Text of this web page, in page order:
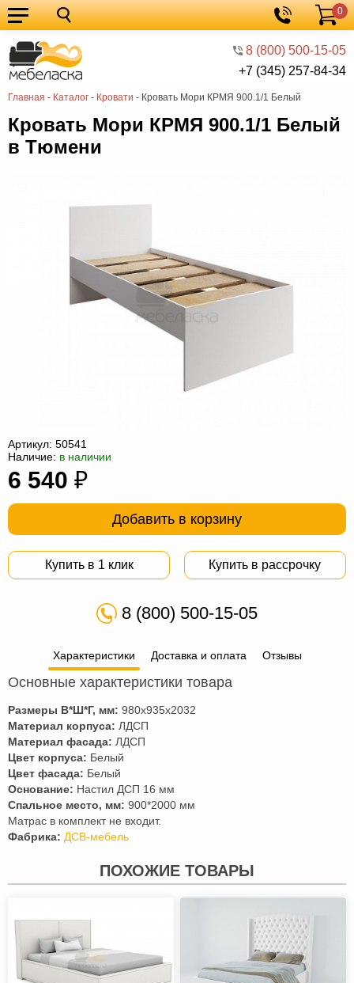
8 (800) 500-15-05
+7 (345) 257-84-34
Корзина
0
Главная - Каталог - Кровати - Кровать Мори КРМЯ 900.1/1 Белый
Кухонные
гарнитуры
Мебель
для
кухни
Мебель
для
спальни
Кровати
Шкафы
Диваны
компьютер
для
ванной
Мебель
трансформер
Матрасы
мешки
Мебель
из
Садовая
Кровать Мори КРМЯ 900.1/1 Белый
в Тюмени
Артикул: 50541
Наличие: в наличии
6 540 ₽
Добавить в корзину
Купить в 1 клик Купить в рассрочку
8 (800) 500-15-05
Характеристики Доставка и оплата Отзывы
Основные характеристики товара
Размеры В*Ш*Г, мм: 980х935х2032
Материал корпуса: ЛДСП
Материал фасада: ЛДСП
Цвет корпуса: Белый
Цвет фасада: Белый
Основание: Настил ДСП 16 мм
Спальное место, мм: 900*2000 мм
Матрас в комплект не входит.
Фабрика: ДСВ-мебель
ПОХОЖИЕ ТОВАРЫ